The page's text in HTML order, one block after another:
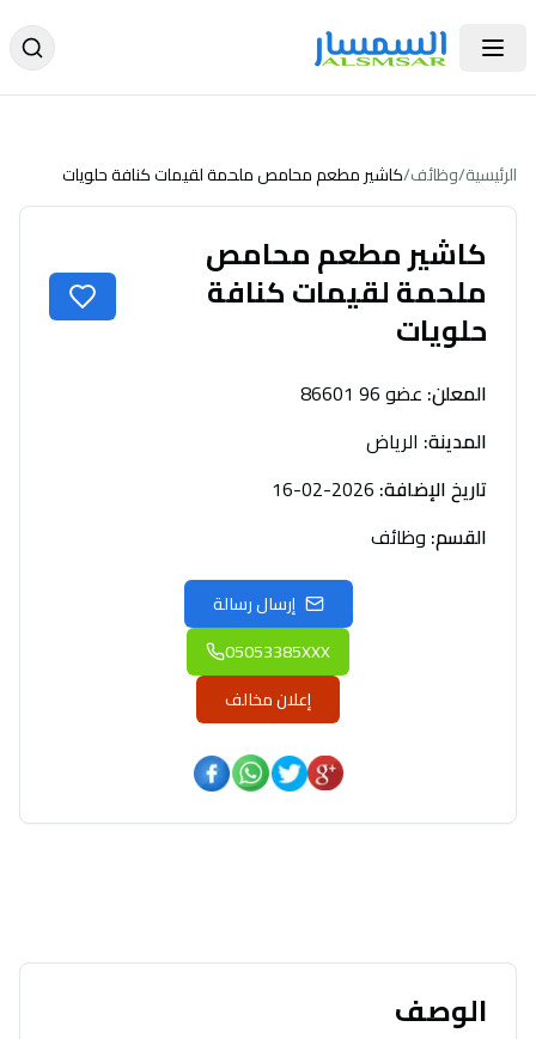
الرئيسية/وظائف/كاشير مطعم محامص ملحمة لقيمات كنافة حلويات
كاشير مطعم محامص
ملحمة لقيمات كنافة
حلويات
المعلن: عضو 96 86601
المدينة: الرياض
تاريخ الإضافة:
2026-02-16
القسم: وظائف
إرسال رسالة
05053385XXX
إعلان مخالف
الوصف